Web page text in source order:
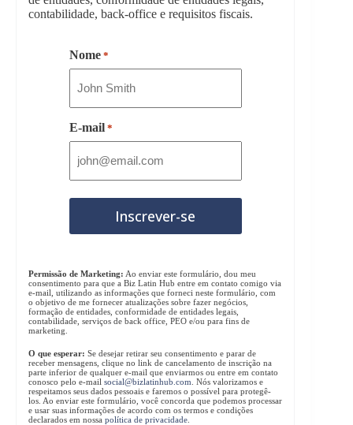
contabilidade, back-office e requisitos fiscais.
Nome *
E-mail *
Permissão de Marketing: Ao enviar este formulário, dou meu
consentimento para que a Biz Latin Hub entre em contato comigo via
e-mail, utilizando as informações que forneci neste formulário, com
o objetivo de me fornecer atualizações sobre fazer negócios,
formação de entidades, conformidade de entidades legais,
contabilidade, serviços de back office, PEO e/ou para fins de
marketing.
O que esperar: Se desejar retirar seu consentimento e parar de
receber mensagens, clique no link de cancelamento de inscrição na
parte inferior de qualquer e-mail que enviarmos ou entre em contato
conosco pelo e-mail social@bizlatinhub.com . Nós valorizamos e
respeitamos seus dados pessoais e faremos o possível para protegê-
los. Ao enviar este formulário, você concorda que podemos processar
e usar suas informações de acordo com os termos e condições
declarados em nossa política de privacidade